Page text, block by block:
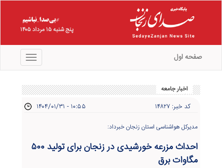
پنج شنبه ۱۵ مرداد ۱۴۰۵
منو صفحه اول
اخبار جامعه
کد خبر: ۱۴۸۲۷ ۱۴۰۴/۰۱/۳۱ - ۱۰:۵۵
مدیرکل هواشناسی استان زنجان خبرداد:
احداث مزرعه خورشیدی در ‌زنجان برای تولید ۵۰۰
مگاوات برق